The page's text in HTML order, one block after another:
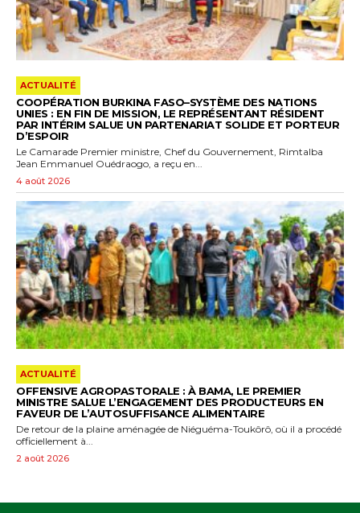
ACTUALITÉ
COOPÉRATION BURKINA FASO–SYSTÈME DES NATIONS
UNIES : EN FIN DE MISSION, LE REPRÉSENTANT RÉSIDENT
PAR INTÉRIM SALUE UN PARTENARIAT SOLIDE ET PORTEUR
D’ESPOIR
Le Camarade Premier ministre, Chef du Gouvernement, Rimtalba
Jean Emmanuel Ouédraogo, a reçu en...
4 août 2026
ACTUALITÉ
OFFENSIVE AGROPASTORALE : À BAMA, LE PREMIER
MINISTRE SALUE L’ENGAGEMENT DES PRODUCTEURS EN
FAVEUR DE L’AUTOSUFFISANCE ALIMENTAIRE
De retour de la plaine aménagée de Niéguéma-Toukôrô, où il a procédé
officiellement à...
2 août 2026